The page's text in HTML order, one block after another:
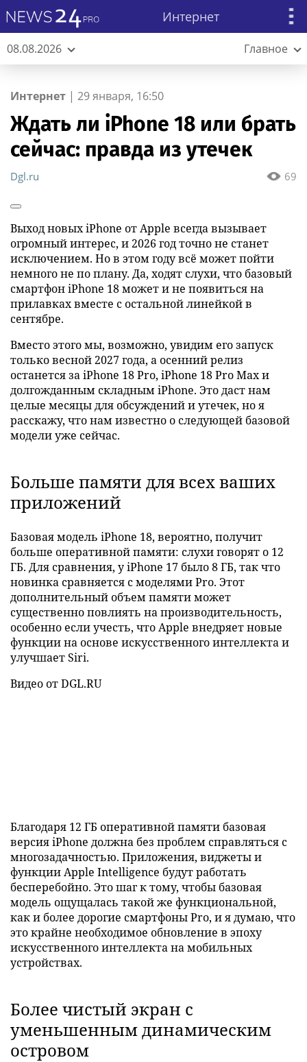
Интернет
08.08.2026 Главное
Интернет | 29 января, 16:50
Ждать ли iPhone 18 или брать
сейчас: правда из утечек
69
Dgl.ru
Выход новых iPhone от Apple всегда вызывает
огромный интерес, и 2026 год точно не станет
исключением. Но в этом году всё может пойти
немного не по плану. Да, ходят слухи, что базовый
смартфон iPhone 18 может и не появиться на
прилавках вместе с остальной линейкой в
сентябре.
Вместо этого мы, возможно, увидим его запуск
только весной 2027 года, а осенний релиз
останется за iPhone 18 Pro, iPhone 18 Pro Max и
долгожданным складным iPhone. Это даст нам
целые месяцы для обсуждений и утечек, но я
расскажу, что нам известно о следующей базовой
модели уже сейчас.
Больше памяти для всех ваших
приложений
Базовая модель iPhone 18, вероятно, получит
больше оперативной памяти: слухи говорят о 12
ГБ. Для сравнения, у iPhone 17 было 8 ГБ, так что
новинка сравняется с моделями Pro. Этот
дополнительный объем памяти может
существенно повлиять на производительность,
особенно если учесть, что Apple внедряет новые
функции на основе искусственного интеллекта и
улучшает Siri.
Видео от DGL.RU
Благодаря 12 ГБ оперативной памяти базовая
версия iPhone должна без проблем справляться с
многозадачностью. Приложения, виджеты и
функции Apple Intelligence будут работать
бесперебойно. Это шаг к тому, чтобы базовая
модель ощущалась такой же функциональной,
как и более дорогие смартфоны Pro, и я думаю, что
это крайне необходимое обновление в эпоху
искусственного интеллекта на мобильных
устройствах.
Более чистый экран с
уменьшенным динамическим
островом